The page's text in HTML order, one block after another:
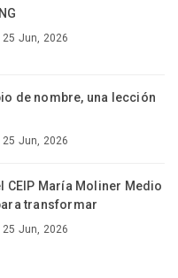
25 Jun, 2026
de nombre, una lección
25 Jun, 2026
CEIP María Moliner Medio
transformar
25 Jun, 2026